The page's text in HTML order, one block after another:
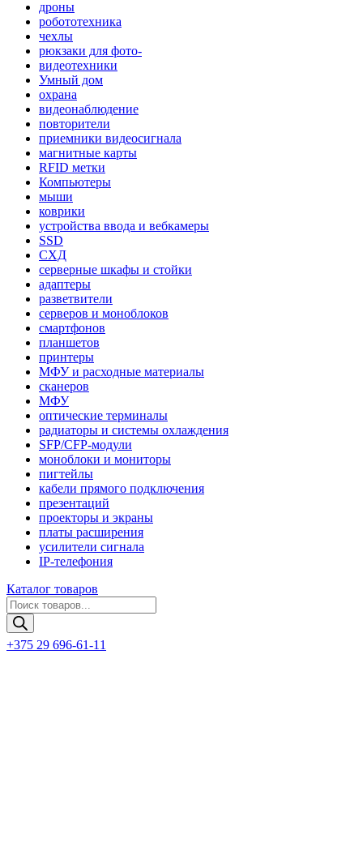
дроны
робототехника
чехлы
рюкзаки для фото-
видеотехники
Умный дом
охрана
видеонаблюдение
повторители
приемники видеосигнала
магнитные карты
RFID метки
Компьютеры
мыши
коврики
устройства ввода и вебкамеры
SSD
СХД
серверные шкафы и стойки
адаптеры
разветвители
серверов и моноблоков
смартфонов
планшетов
принтеры
МФУ и расходные материалы
сканеров
МФУ
оптические терминалы
радиаторы и системы охлаждения
SFP/CFP-модули
моноблоки и мониторы
пигтейлы
кабели прямого подключения
презентаций
проекторы и экраны
платы расширения
усилители сигнала
IP-телефония
Каталог товаров
Поиск
товаров
+375 29 696-61-11